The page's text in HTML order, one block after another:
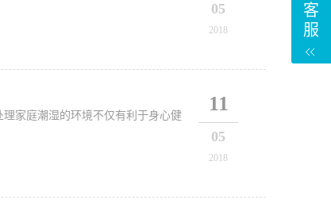
05
2018
家庭潮湿的环境不仅有利于身心健
11
05
2018
客
服